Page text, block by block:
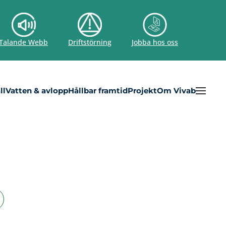
Webb Driftstörning Jobba hos oss
Vatten & avloppHållbar framtidProjektOm Vivab